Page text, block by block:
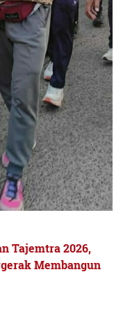
Tajemtra 2026,
Membangun